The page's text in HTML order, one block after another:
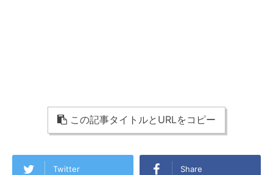
この記事タイトルとURLをコピー
Twitter Share